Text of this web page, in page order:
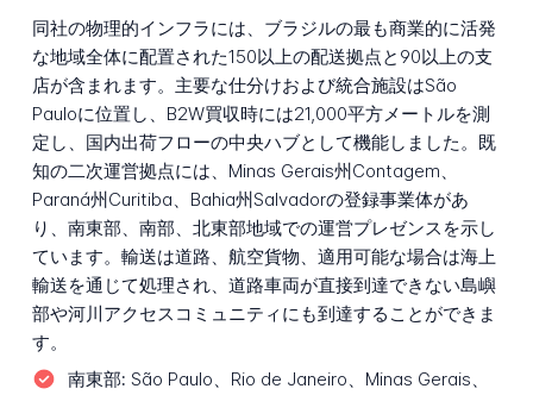
同社の物理的インフラには、ブラジルの最も商業的に活発
な地域全体に配置された150以上の配送拠点と90以上の支
店が含まれます。主要な仕分けおよび統合施設はSão
Pauloに位置し、B2W買収時には21,000平方メートルを測
定し、国内出荷フローの中央ハブとして機能しました。既
知の二次運営拠点には、Minas Gerais州Contagem、
Paraná州Curitiba、Bahia州Salvadorの登録事業体があ
り、南東部、南部、北東部地域での運営プレゼンスを示し
ています。輸送は道路、航空貨物、適用可能な場合は海上
輸送を通じて処理され、道路車両が直接到達できない島嶼
部や河川アクセスコミュニティにも到達することができま
す。
南東部: São Paulo、Rio de Janeiro、Minas Gerais、